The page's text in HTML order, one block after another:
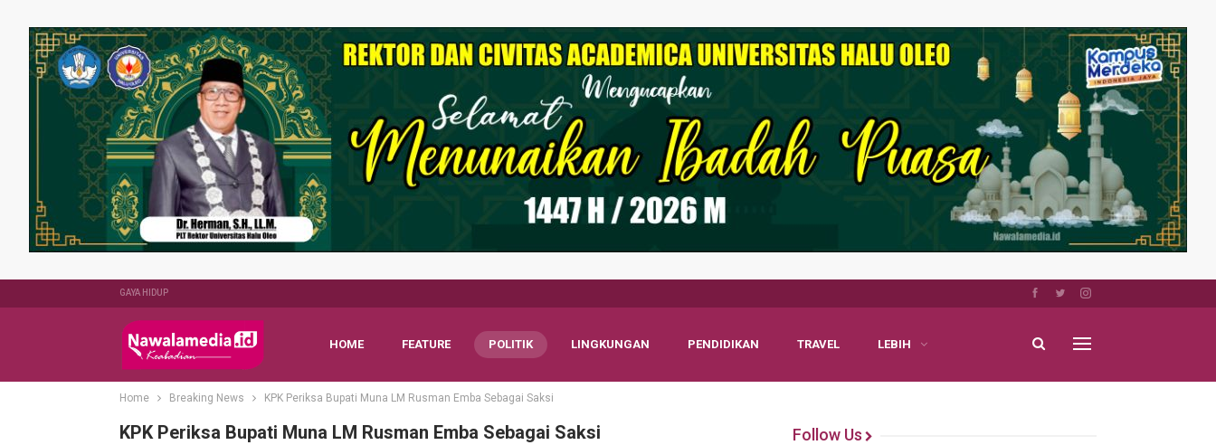
GAYA HIDUP
HOME FEATURE POLITIK LINGKUNGAN PENDIDIKAN TRAVEL LEBIH
Home Breaking News KPK Periksa Bupati Muna LM Rusman Emba Sebagai Saksi
KPK Periksa Bupati Muna LM Rusman Emba Sebagai Saksi Follow Us